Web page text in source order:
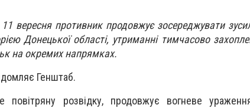
вересня противник продовжує зосереджувати
Донецької області, утриманні тимчасово
на окремих напрямках.
Генштаб.
повітряну розвідку, продовжує вогневе